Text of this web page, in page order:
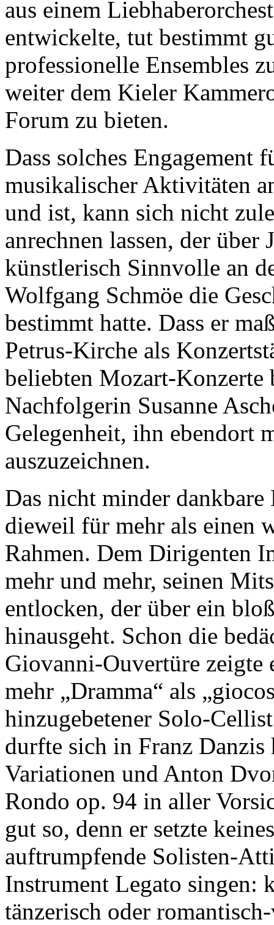
aus einem
entwickelte, tut bestimmt
professionelle Ensembles
weiter dem Kieler
Forum zu bieten.
Dass solches Engagement
musikalischer Aktivitäten
und ist, kann sich nicht
anrechnen lassen, der über
künstlerisch Sinnvolle an
Wolfgang Schmöe die
bestimmt hatte. Dass er
Petrus-Kirche als
beliebten Mozart-Konzerte
Nachfolgerin Susanne
Gelegenheit, ihn ebendort
auszuzeichnen.
Das nicht minder
dieweil für mehr als einen
Rahmen. Dem Dirigenten
mehr und mehr, seinen
entlocken, der über ein
hinausgeht. Schon die
Giovanni-Ouvertüre zeigte
mehr „Dramma“ als
hinzugebetener Solo-
durfte sich in Franz
Variationen und Anton
Rondo op. 94 in aller
gut so, denn er setzte
auftrumpfende Solisten-
Instrument Legato singen:
tänzerisch oder